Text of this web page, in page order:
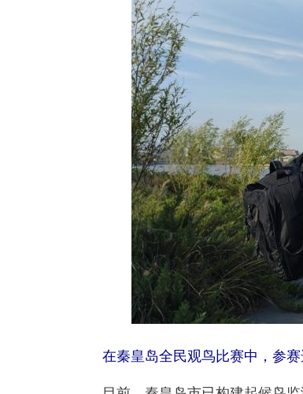
在秦皇岛全民观鸟比赛中，参赛